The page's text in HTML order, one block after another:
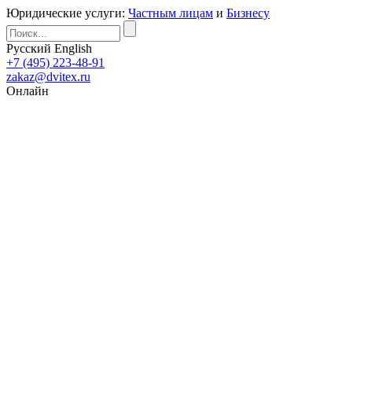
Юридические услуги: Частным лицам и Бизнесу
Русский English
+7 (495) 223-48-91
zakaz@dvitex.ru
Онлайн